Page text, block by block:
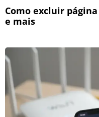
Como excluir
e mais